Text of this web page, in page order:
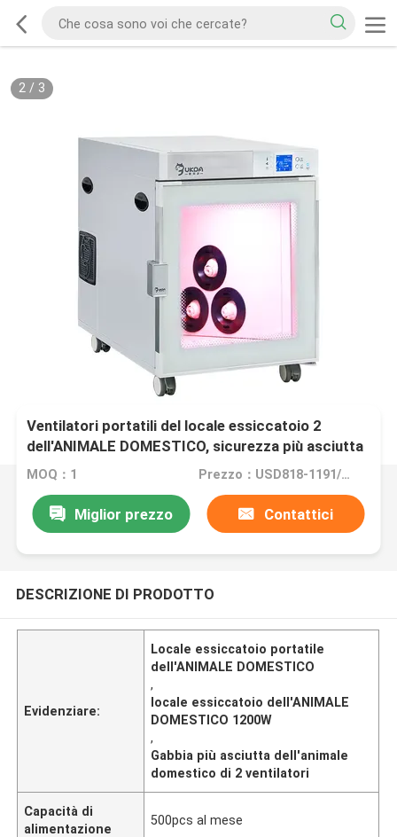
2/ 3
Ventilatori portatili del locale essiccatoio 2
dell'ANIMALE DOMESTICO, sicurezza più asciutta
della gabbia dell'animale domestico 1200W
MOQ：1 Prezzo：USD818-1191/pc
Miglior prezzo Contattici
DESCRIZIONE DI PRODOTTO
Evidenziare:
Locale essiccatoio portatile
dell'ANIMALE DOMESTICO
,
locale essiccatoio dell'ANIMALE
DOMESTICO 1200W
,
Gabbia più asciutta dell'animale
domestico di 2 ventilatori
Capacità di
alimentazione
500pcs al mese